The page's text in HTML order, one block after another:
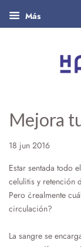
Más
Mejora
18 jun 2016
Estar sentada todo
celulitis y retención
Pero ¿realmente
circulación?
La sangre se